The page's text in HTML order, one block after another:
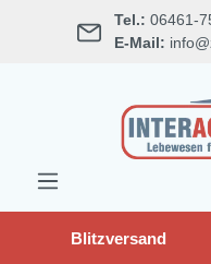
springen Tel.: 06461-
E-Mail:
Blitzversand